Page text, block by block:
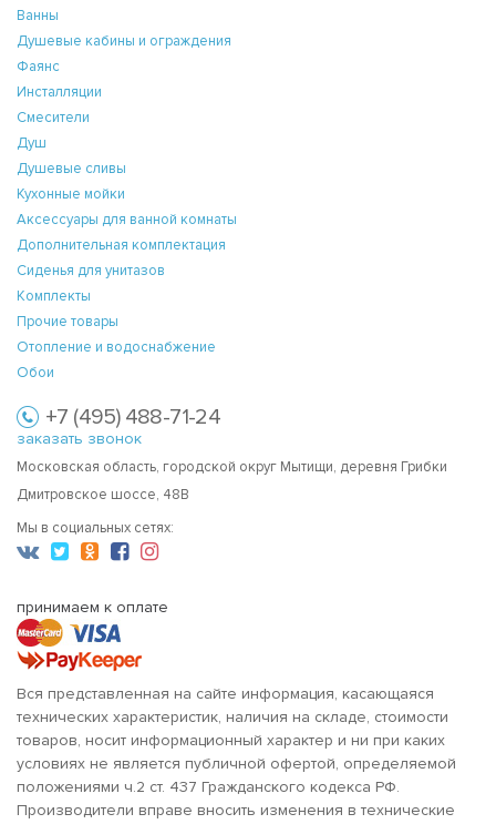
Ванны
Душевые кабины и ограждения
Фаянс
Инсталляции
Смесители
Душ
Душевые сливы
Кухонные мойки
Аксессуары для ванной комнаты
Дополнительная комплектация
Сиденья для унитазов
Комплекты
Прочие товары
Отопление и водоснабжение
Обои
+7 (495) 488-71-24
заказать звонок
Московская область, городской округ Мытищи, деревня Грибки
Дмитровское шоссе, 48В
Мы в социальных сетях:
принимаем к оплате
Вся представленная на сайте информация, касающаяся
технических характеристик, наличия на складе, стоимости
товаров, носит информационный характер и ни при каких
условиях не является публичной офертой, определяемой
положениями ч.2 ст. 437 Гражданского кодекса РФ.
Производители вправе вносить изменения в технические